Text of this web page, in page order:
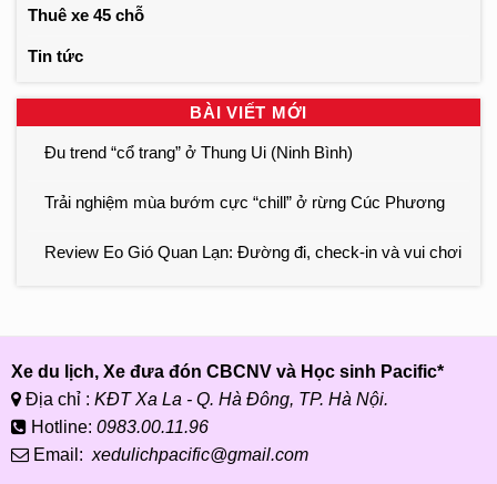
Thuê xe 45 chỗ
Tin tức
BÀI VIẾT MỚI
Đu trend “cổ trang” ở Thung Ui (Ninh Bình)
Trải nghiệm mùa bướm cực “chill” ở rừng Cúc Phương
Review Eo Gió Quan Lạn: Đường đi, check-in và vui chơi
Xe du lịch, Xe đưa đón CBCNV và Học sinh Pacific*
Địa chỉ : KĐT Xa La - Q. Hà Đông, TP. Hà Nội.
Hotline: 0983.00.11.96
Email: xedulichpacific@gmail.com